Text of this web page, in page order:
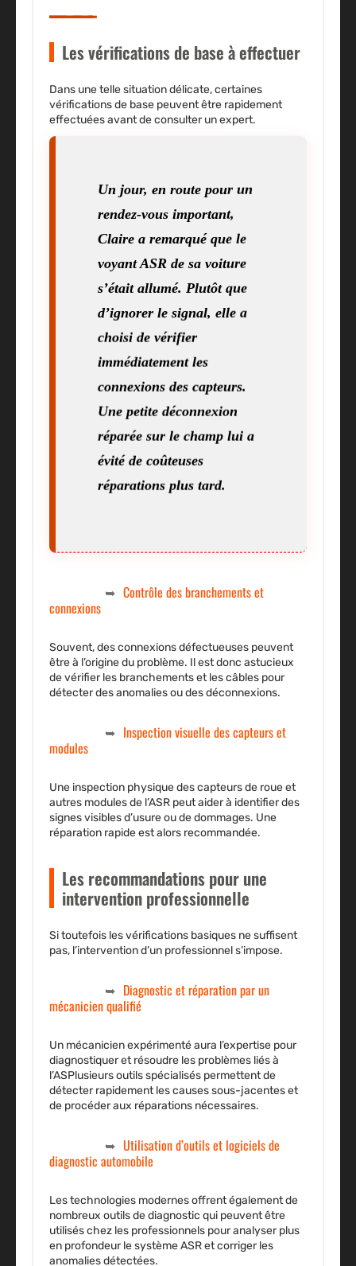
Les vérifications de base à effectuer
Dans une telle situation délicate, certaines
vérifications de base peuvent être rapidement
effectuées avant de consulter un expert.
Un jour, en route pour un
rendez-vous important,
Claire a remarqué que le
voyant ASR de sa voiture
s’était allumé. Plutôt que
d’ignorer le signal, elle a
choisi de vérifier
immédiatement les
connexions des capteurs.
Une petite déconnexion
réparée sur le champ lui a
évité de coûteuses
réparations plus tard.
Contrôle des branchements et
connexions
Souvent, des connexions défectueuses peuvent
être à l’origine du problème. Il est donc astucieux
de vérifier les branchements et les câbles pour
détecter des anomalies ou des déconnexions.
Inspection visuelle des capteurs et
modules
Une inspection physique des capteurs de roue et
autres modules de l’ASR peut aider à identifier des
signes visibles d’usure ou de dommages. Une
réparation rapide est alors recommandée.
Les recommandations pour une
intervention professionnelle
Si toutefois les vérifications basiques ne suffisent
pas, l’intervention d’un professionnel s’impose.
Diagnostic et réparation par un
mécanicien qualifié
Un mécanicien expérimenté aura l’expertise pour
diagnostiquer et résoudre les problèmes liés à
l’ASPlusieurs outils spécialisés permettent de
détecter rapidement les causes sous-jacentes et
de procéder aux réparations nécessaires.
Utilisation d’outils et logiciels de
diagnostic automobile
Les technologies modernes offrent également de
nombreux outils de diagnostic qui peuvent être
utilisés chez les professionnels pour analyser plus
en profondeur le système ASR et corriger les
anomalies détectées.